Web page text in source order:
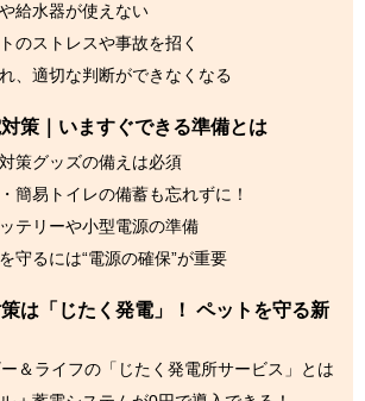
給水器が使えない
のストレスや事故を招く
、適切な判断ができなくなる
策｜いますぐできる準備とは
策グッズの備えは必須
簡易トイレの備蓄も忘れずに！
テリーや小型電源の準備
守るには“電源の確保”が重要
は「じたく発電」！ ペットを守る新
＆ライフの「じたく発電所サービス」とは